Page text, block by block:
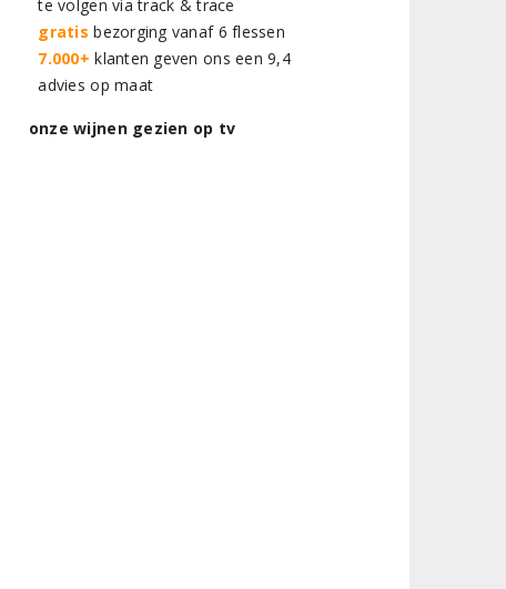
te volgen via track & trace
gratis bezorging vanaf 6 flessen
7.000+ klanten geven ons een 9,4
advies op maat
onze wijnen gezien op tv